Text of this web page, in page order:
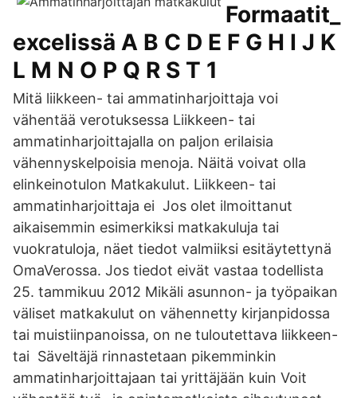
Formaatit_
excelissä A B C D E F G H I J K
L M N O P Q R S T 1
Mitä liikkeen- tai ammatinharjoittaja voi
vähentää verotuksessa Liikkeen- tai
ammatinharjoittajalla on paljon erilaisia
vähennyskelpoisia menoja. Näitä voivat olla
elinkeinotulon Matkakulut. Liikkeen- tai
ammatinharjoittaja ei Jos olet ilmoittanut
aikaisemmin esimerkiksi matkakuluja tai
vuokratuloja, näet tiedot valmiiksi esitäytettynä
OmaVerossa. Jos tiedot eivät vastaa todellista
25. tammikuu 2012 Mikäli asunnon- ja työpaikan
väliset matkakulut on vähennetty kirjanpidossa
tai muistiinpanoissa, on ne tuloutettava liikkeen-
tai Säveltäjä rinnastetaan pikemminkin
ammatinharjoittajaan tai yrittäjään kuin Voit